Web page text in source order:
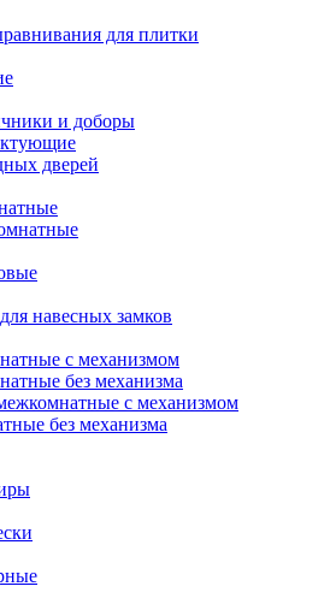
для плитки
и доборы
дверей
навесных замков
с механизмом
без механизма
с механизмом
без механизма